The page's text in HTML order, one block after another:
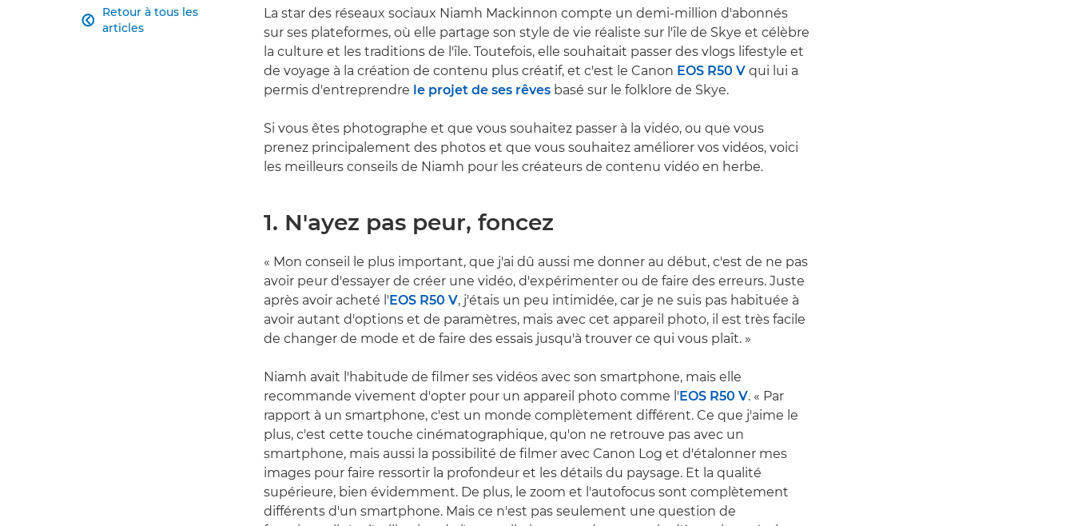
Retour à tous les
articles

La star des réseaux sociaux Niamh Mackinnon compte un demi-million d'abonnés
sur ses plateformes, où elle partage son style de vie réaliste sur l'île de Skye et célèbre
la culture et les traditions de l'île. Toutefois, elle souhaitait passer des vlogs lifestyle et
de voyage à la création de contenu plus créatif, et c'est le Canon EOS R50 V qui lui a
permis d'entreprendre le projet de ses rêves basé sur le folklore de Skye.
Si vous êtes photographe et que vous souhaitez passer à la vidéo, ou que vous
prenez principalement des photos et que vous souhaitez améliorer vos vidéos, voici
les meilleurs conseils de Niamh pour les créateurs de contenu vidéo en herbe.
1. N'ayez pas peur, foncez
« Mon conseil le plus important, que j'ai dû aussi me donner au début, c'est de ne pas
avoir peur d'essayer de créer une vidéo, d'expérimenter ou de faire des erreurs. Juste
après avoir acheté l' EOS R50 V, j'étais un peu intimidée, car je ne suis pas habituée à
avoir autant d'options et de paramètres, mais avec cet appareil photo, il est très facile
de changer de mode et de faire des essais jusqu'à trouver ce qui vous plaît. »
Niamh avait l'habitude de filmer ses vidéos avec son smartphone, mais elle
recommande vivement d'opter pour un appareil photo comme l' EOS R50 V. « Par
rapport à un smartphone, c'est un monde complètement différent. Ce que j'aime le
plus, c'est cette touche cinématographique, qu'on ne retrouve pas avec un
smartphone, mais aussi la possibilité de filmer avec Canon Log et d'étalonner mes
images pour faire ressortir la profondeur et les détails du paysage. Et la qualité
supérieure, bien évidemment. De plus, le zoom et l'autofocus sont complètement
différents d'un smartphone. Mais ce n'est pas seulement une question de